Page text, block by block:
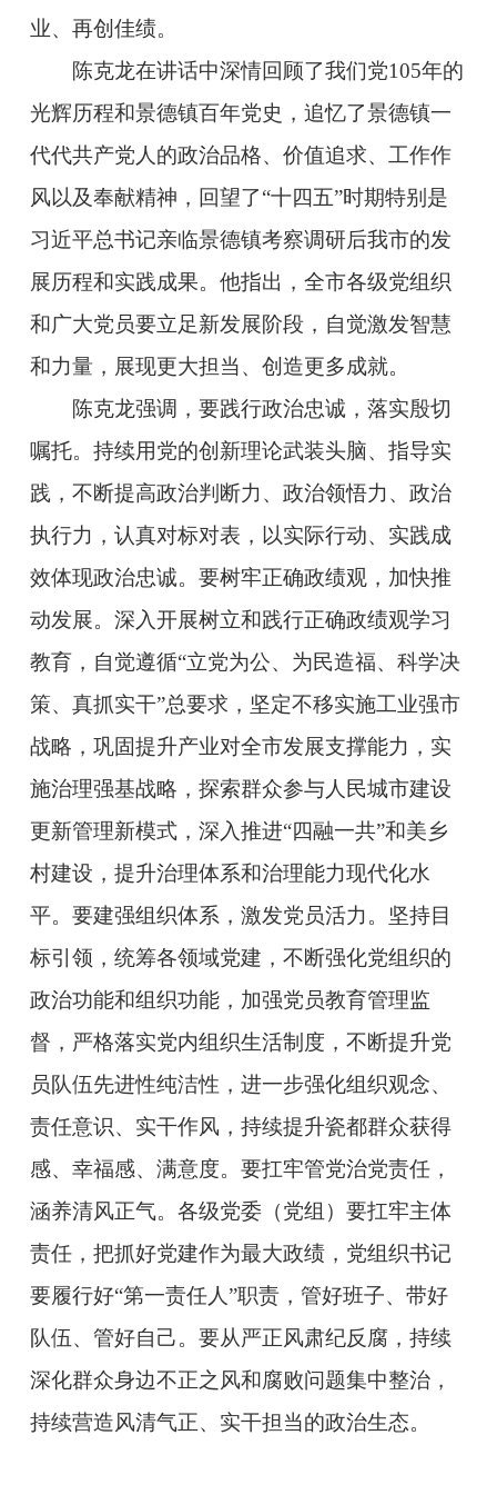
业、再创佳绩。
陈克龙在讲话中深情回顾了我们党105年的
光辉历程和景德镇百年党史，追忆了景德镇一
代代共产党人的政治品格、价值追求、工作作
风以及奉献精神，回望了“十四五”时期特别是
习近平总书记亲临景德镇考察调研后我市的发
展历程和实践成果。他指出，全市各级党组织
和广大党员要立足新发展阶段，自觉激发智慧
和力量，展现更大担当、创造更多成就。
陈克龙强调，要践行政治忠诚，落实殷切
嘱托。持续用党的创新理论武装头脑、指导实
践，不断提高政治判断力、政治领悟力、政治
执行力，认真对标对表，以实际行动、实践成
效体现政治忠诚。要树牢正确政绩观，加快推
动发展。深入开展树立和践行正确政绩观学习
教育，自觉遵循“立党为公、为民造福、科学决
策、真抓实干”总要求，坚定不移实施工业强市
战略，巩固提升产业对全市发展支撑能力，实
施治理强基战略，探索群众参与人民城市建设
更新管理新模式，深入推进“四融一共”和美乡
村建设，提升治理体系和治理能力现代化水
平。要建强组织体系，激发党员活力。坚持目
标引领，统筹各领域党建，不断强化党组织的
政治功能和组织功能，加强党员教育管理监
督，严格落实党内组织生活制度，不断提升党
员队伍先进性纯洁性，进一步强化组织观念、
责任意识、实干作风，持续提升瓷都群众获得
感、幸福感、满意度。要扛牢管党治党责任，
涵养清风正气。各级党委（党组）要扛牢主体
责任，把抓好党建作为最大政绩，党组织书记
要履行好“第一责任人”职责，管好班子、带好
队伍、管好自己。要从严正风肃纪反腐，持续
深化群众身边不正之风和腐败问题集中整治，
持续营造风清气正、实干担当的政治生态。